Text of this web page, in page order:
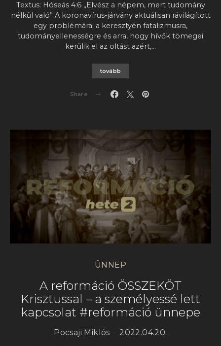
Textus: Hóseás 4:6 „Elvész a népem, mert tudomány
nélkül való” A koronavírus-járvány aktuálisan rávilágított
egy problémára: a keresztyén fatalizmusra,
tudományellenességre és arra, hogy hívők tömegei
kerülik el az oltást azért,…
tovább
Share
ÜNNEP
A reformáció ÖSSZEKÖT
Krisztussal – a személyessé lett
kapcsolat #reformáció ünnepe
Pocsaji Miklós 2022.04.20.